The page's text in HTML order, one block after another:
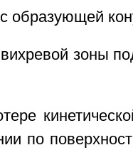
образующей
зоны
по